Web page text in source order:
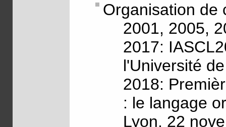
Organisation de
2001, 2005,
2017:
l'Université
2018:
: le langage
Lyon, 22